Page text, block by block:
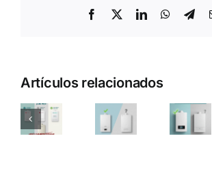
Facebook
X LinkedIn
Artículos relacionados